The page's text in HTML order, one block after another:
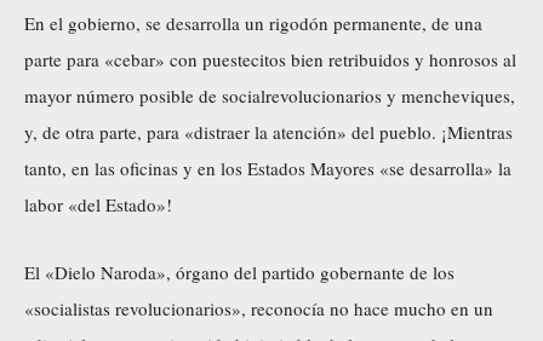
En el gobierno, se desarrolla un rigodón permanente, de una
parte para «cebar» con puestecitos bien retribuidos y honrosos al
mayor número posible de socialrevolucionarios y mencheviques,
y, de otra parte, para «distraer la atención» del pueblo. ¡Mientras
tanto, en las oficinas y en los Estados Mayores «se desarrolla» la
labor «del Estado»!
El «Dielo Naroda», órgano del partido gobernante de los
«socialistas revolucionarios», reconocía no hace mucho en un